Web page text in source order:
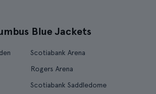
Blue Jackets
Scotiabank Arena
Rogers Arena
Scotiabank Saddledome